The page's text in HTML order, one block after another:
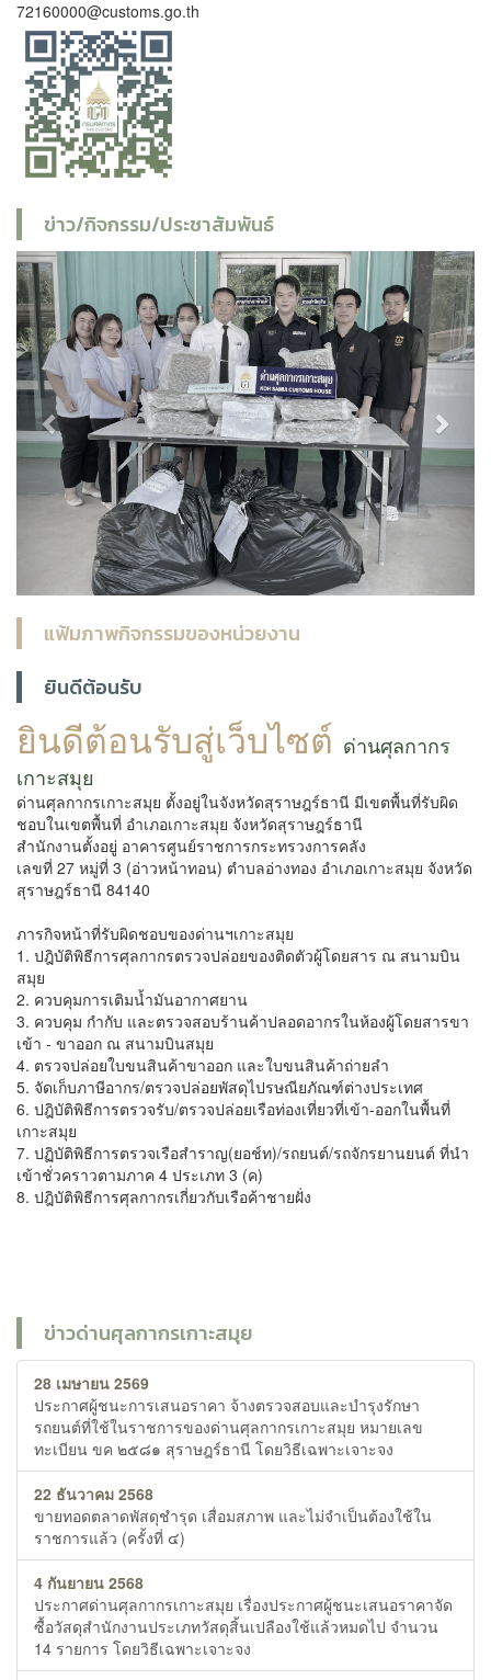
72160000@customs.go.th
ข่าว/กิจกรรม/ประชาสัมพันธ์
Previous Next
แฟ้มภาพกิจกรรมของหน่วยงาน
ยินดีต้อนรับ
ยินดีต้อนรับสู่เว็บไซต์ ด่านศุลกากร
เกาะสมุย
ด่านศุลกากรเกาะสมุย ตั้งอยู่ในจังหวัดสุราษฎร์ธานี มีเขตพื้นที่รับผิด
ชอบในเขตพื้นที่ อำเภอเกาะสมุย จังหวัดสุราษฎร์ธานี
สำนักงานตั้งอยู่ อาคารศูนย์ราชการกระทรวงการคลัง
เลขที่ 27 หมู่ที่ 3 (อ่าวหน้าทอน) ตำบลอ่างทอง อำเภอเกาะสมุย จังหวัด
สุราษฎร์ธานี 84140
ภารกิจหน้าที่รับผิดชอบของด่านฯเกาะสมุย
1. ปฎิบัติพิธีการศุลกากรตรวจปล่อยของติดตัวผู้โดยสาร ณ สนามบิน
สมุย
2. ควบคุมการเติมน้ำมันอากาศยาน
3. ควบคุม กำกับ และตรวจสอบร้านค้าปลอดอากรในห้องผู้โดยสารขา
เข้า - ขาออก ณ สนามบินสมุย
4. ตรวจปล่อยใบขนสินค้าขาออก และใบขนสินค้าถ่ายลำ
5. จัดเก็บภาษีอากร/ตรวจปล่อยพัสดุไปรษณียภัณฑ์ต่างประเทศ
6. ปฎิบัติพิธีการตรวจรับ/ตรวจปล่อยเรือท่องเที่ยวที่เข้า-ออกในพื้นที่
เกาะสมุย
7. ปฏิบัติพิธีการตรวจเรือสำราญ(ยอช์ท)/รถยนต์/รถจักรยานยนต์ ที่นำ
เข้าชั่วคราวตามภาค 4 ประเภท 3 (ค)
8. ปฎิบัติพิธีการศุลกากรเกี่ยวกับเรือค้าชายฝั่ง
ข่าวด่านศุลกากรเกาะสมุย
28 เมษายน 2569
ประกาศผู้ชนะการเสนอราคา จ้างตรวจสอบและบำรุงรักษา
รถยนต์ที่ใช้ในราชการของด่านศุลกากรเกาะสมุย หมายเลข
ทะเบียน ขค ๒๕๘๑ สุราษฎร์ธานี โดยวิธีเฉพาะเจาะจง
22 ธันวาคม 2568
ขายทอดตลาดพัสดุชำรุด เสื่อมสภาพ และไม่จำเป็นต้องใช้ใน
ราชการแล้ว (ครั้งที่ ๔)
4 กันยายน 2568
ประกาศด่านศุลกากรเกาะสมุย เรื่องประกาศผู้ชนะเสนอราคาจัด
ซื้อวัสดุสำนักงานประเภทวัสดุสิ้นเปลืองใช้แล้วหมดไป จำนวน
14 รายการ โดยวิธีเฉพาะเจาะจง